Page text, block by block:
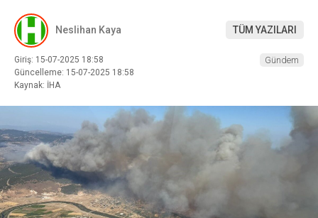
Neslihan Kaya TÜM YAZILARI
Giriş: 15-07-2025 18:58
Güncelleme: 15-07-2025 18:58
Kaynak: İHA
Gündem